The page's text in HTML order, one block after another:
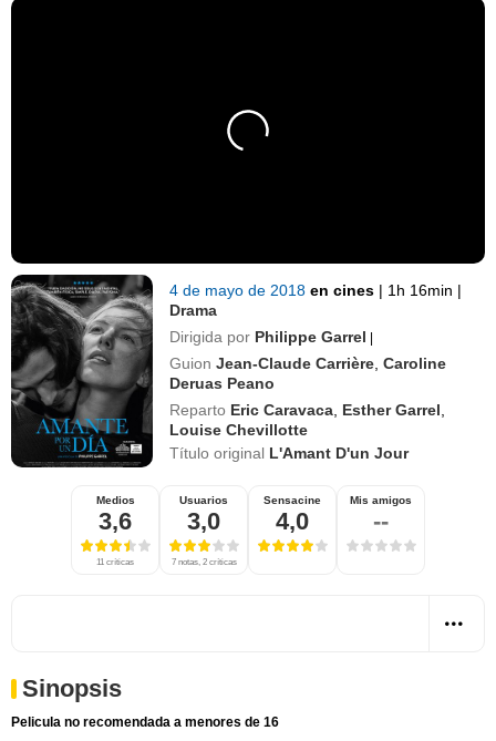
4 de mayo de 2018en cines | 1h 16min |
Drama
Dirigida por Philippe Garrel |
Guion Jean-Claude Carrière ,Caroline
Deruas Peano
Reparto Eric Caravaca Esther Garrel
Louise Chevillotte
Título original L'Amant D'un Jour
Medios
3,6
11 críticas
Usuarios
3,0
7 notas, 2 críticas
Sensacine
4,0
Mis amigos
--
Sinopsis
Pelicula no recomendada a menores de 16